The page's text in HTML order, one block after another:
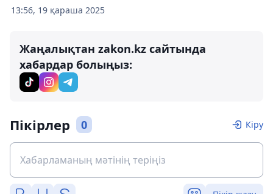
13:56, 19 қараша 2025
Жаңалықтан zakon.kz сайтында
хабардар болыңыз:
Пікірлер 0 Кіру